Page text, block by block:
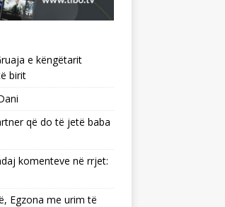
e këngëtarit
birit
që do të jetë baba
komenteve në rrjet:
Egzona me urim të